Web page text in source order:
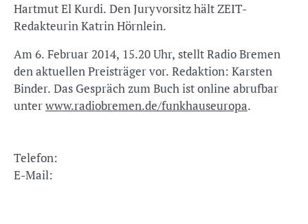
Hartmut El Kurdi. Den Juryvorsitz hält ZEIT-
Redakteurin Katrin Hörnlein.
Am 6. Februar 2014, 15.20 Uhr, stellt Radio Bremen
den aktuellen Preisträger vor. Redaktion: Karsten
Binder. Das Gespräch zum Buch ist online abrufbar
unterwww.radiobremen.de/funkhauseuropa.
Telefon:
E-Mail: